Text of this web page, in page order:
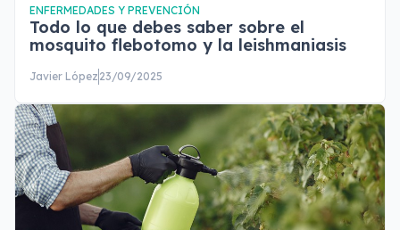
ENFERMEDADES Y PREVENCIÓN
Todo lo que debes saber sobre el
mosquito flebotomo y la leishmaniasis
Javier López 23/09/2025